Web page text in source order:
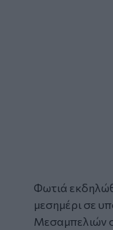
Φωτιά
μεσημέρι σε
Μεσαμπελιών